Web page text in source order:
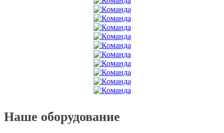
Наше оборудование